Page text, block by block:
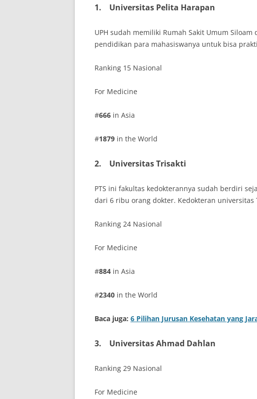
1. Universitas Pelita Harapan
UPH sudah memiliki Rumah Sakit Umum
pendidikan para mahasiswanya untuk bisa
Ranking 15 Nasional
For Medicine
#666 in Asia
#1879 in the World
2. Universitas Trisakti
PTS ini fakultas kedokterannya sudah berdiri
dari 6 ribu orang dokter. Kedokteran
Ranking 24 Nasional
For Medicine
#884 in Asia
#2340 in the World
Baca juga: 6 Pilihan Jurusan Kesehatan yang
3. Universitas Ahmad Dahlan
Ranking 29 Nasional
For Medicine